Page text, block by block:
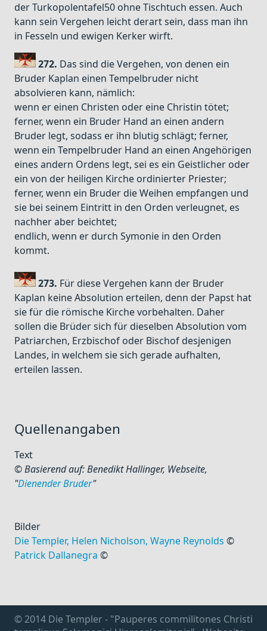
der Turkopolentafel50 ohne Tischtuch essen. Auch
kann sein Vergehen leicht derart sein, dass man ihn
in Fesseln und ewigen Kerker wirft.
272. Das sind die Vergehen, von denen ein
Bruder Kaplan einen Tempelbruder nicht
absolvieren kann, nämlich:
wenn er einen Christen oder eine Christin tötet;
ferner, wenn ein Bruder Hand an einen andern
Bruder legt, sodass er ihn blutig schlägt; ferner,
wenn ein Tempelbruder Hand an einen Angehörigen
eines andern Ordens legt, sei es ein Geistlicher oder
ein von der heiligen Kirche ordinierter Priester;
ferner, wenn ein Bruder die Weihen empfangen und
sie bei seinem Eintritt in den Orden verleugnet, es
nachher aber beichtet;
endlich, wenn er durch Symonie in den Orden
kommt.
273. Für diese Vergehen kann der Bruder
Kaplan keine Absolution erteilen, denn der Papst hat
sie für die römische Kirche vorbehalten. Daher
sollen die Brüder sich für dieselben Absolution vom
Patriarchen, Erzbischof oder Bischof desjenigen
Landes, in welchem sie sich gerade aufhalten,
erteilen lassen.
Quellenangaben
Text
© Basierend auf: Benedikt Hallinger, Webseite,
"Dienender Bruder"
Bilder
Die Templer, Helen Nicholson, Wayne Reynolds ©
Patrick Dallanegra ©
© 2014 Die Templer - "Pauperes commilitones Christi